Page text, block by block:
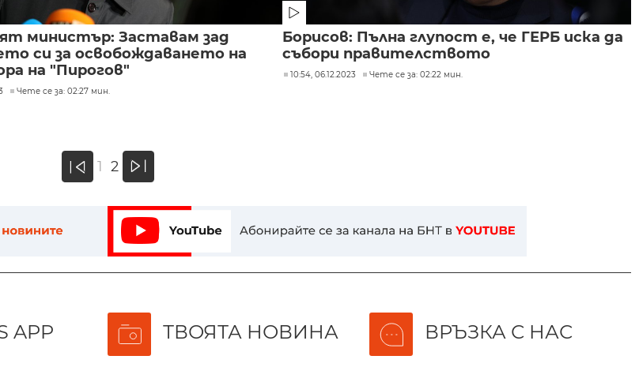
министър: Заставам зад
си за освобождаването на
на "Пирогов"
Чете се за: 02:27 мин.
Борисов: Пълна глупост е, че ГЕРБ иска да
събори правителството
10:54, 06.12.2023 Чете се за: 02:22 мин.
« 1 2 »
APP ТВОЯТА НОВИНА ВРЪЗКА С НАС